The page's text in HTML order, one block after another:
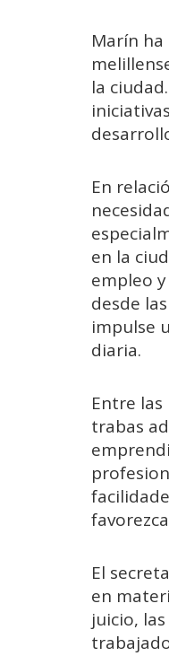
Marín ha
la
En
en la
empleo
desde
impulse
diaria.
Entre
trabas
El
en
juicio,